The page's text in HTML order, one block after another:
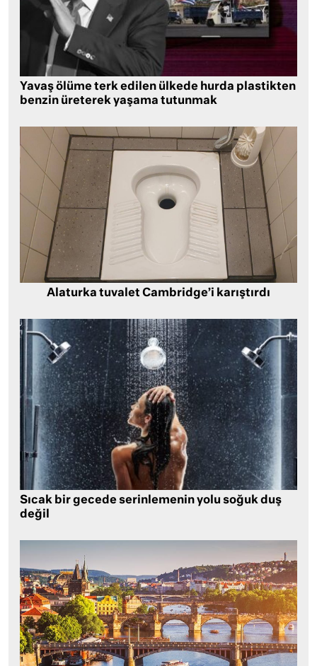
Yavaş ölüme terk edilen ülkede hurda plastikten
benzin üreterek yaşama tutunmak
Alaturka tuvalet Cambridge’i karıştırdı
Sıcak bir gecede serinlemenin yolu soğuk duş
değil